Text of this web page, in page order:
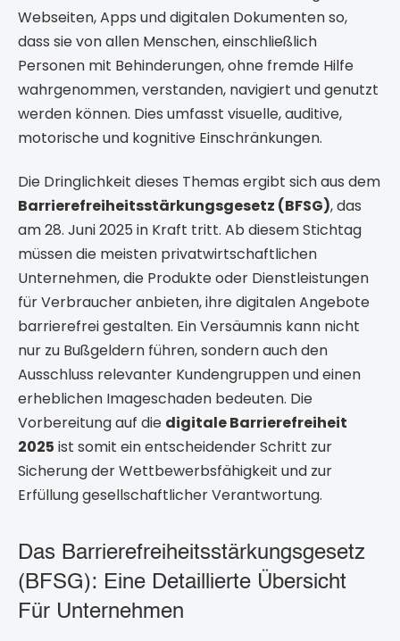
Webseiten, Apps und digitalen Dokumenten so,
dass sie von allen Menschen, einschließlich
Personen mit Behinderungen, ohne fremde Hilfe
wahrgenommen, verstanden, navigiert und genutzt
werden können. Dies umfasst visuelle, auditive,
motorische und kognitive Einschränkungen.
Die Dringlichkeit dieses Themas ergibt sich aus dem
Barrierefreiheitsstärkungsgesetz (BFSG), das
am 28. Juni 2025 in Kraft tritt. Ab diesem Stichtag
müssen die meisten privatwirtschaftlichen
Unternehmen, die Produkte oder Dienstleistungen
für Verbraucher anbieten, ihre digitalen Angebote
barrierefrei gestalten. Ein Versäumnis kann nicht
nur zu Bußgeldern führen, sondern auch den
Ausschluss relevanter Kundengruppen und einen
erheblichen Imageschaden bedeuten. Die
Vorbereitung auf die digitale Barrierefreiheit
2025 ist somit ein entscheidender Schritt zur
Sicherung der Wettbewerbsfähigkeit und zur
Erfüllung gesellschaftlicher Verantwortung.
Das Barrierefreiheitsstärkungsgesetz
(BFSG): Eine Detaillierte Übersicht
Für Unternehmen